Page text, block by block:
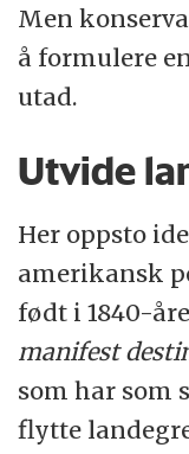
Men
å formulere
utad.
Utvide
Her oppsto
amerikansk
født i 1840-
manifest
som har som
flytte